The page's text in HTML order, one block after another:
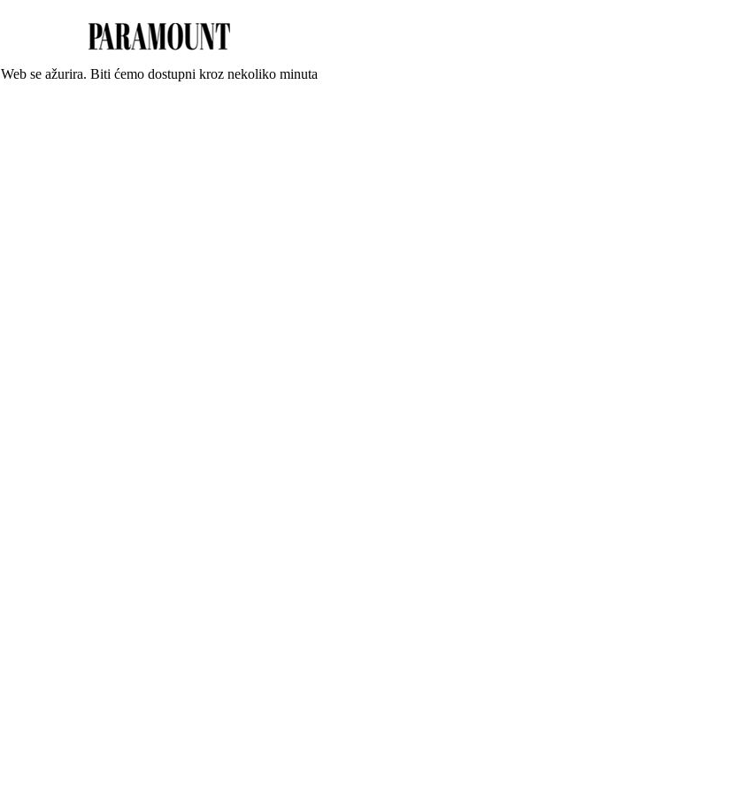
Web se ažurira. Biti ćemo dostupni kroz nekoliko minuta